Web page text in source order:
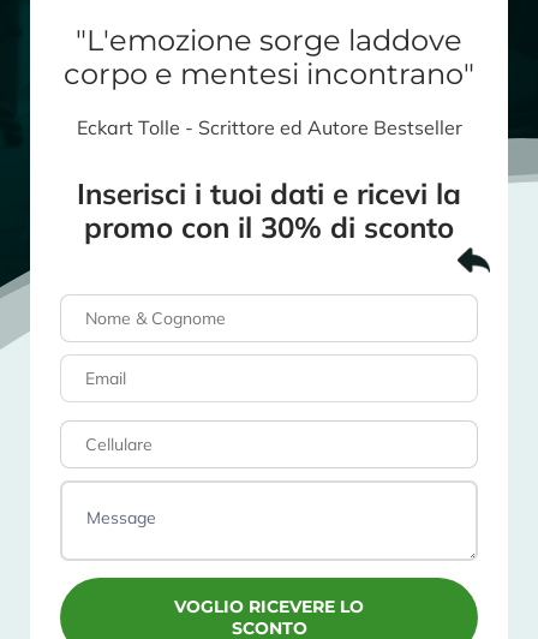
"L'emozione sorge laddove
corpo e mentesi incontrano"
Eckart Tolle - Scrittore ed Autore Bestseller
Inserisci i tuoi dati e ricevi la
promo con il 30% di sconto
VOGLIO RICEVERE LO
SCONTO